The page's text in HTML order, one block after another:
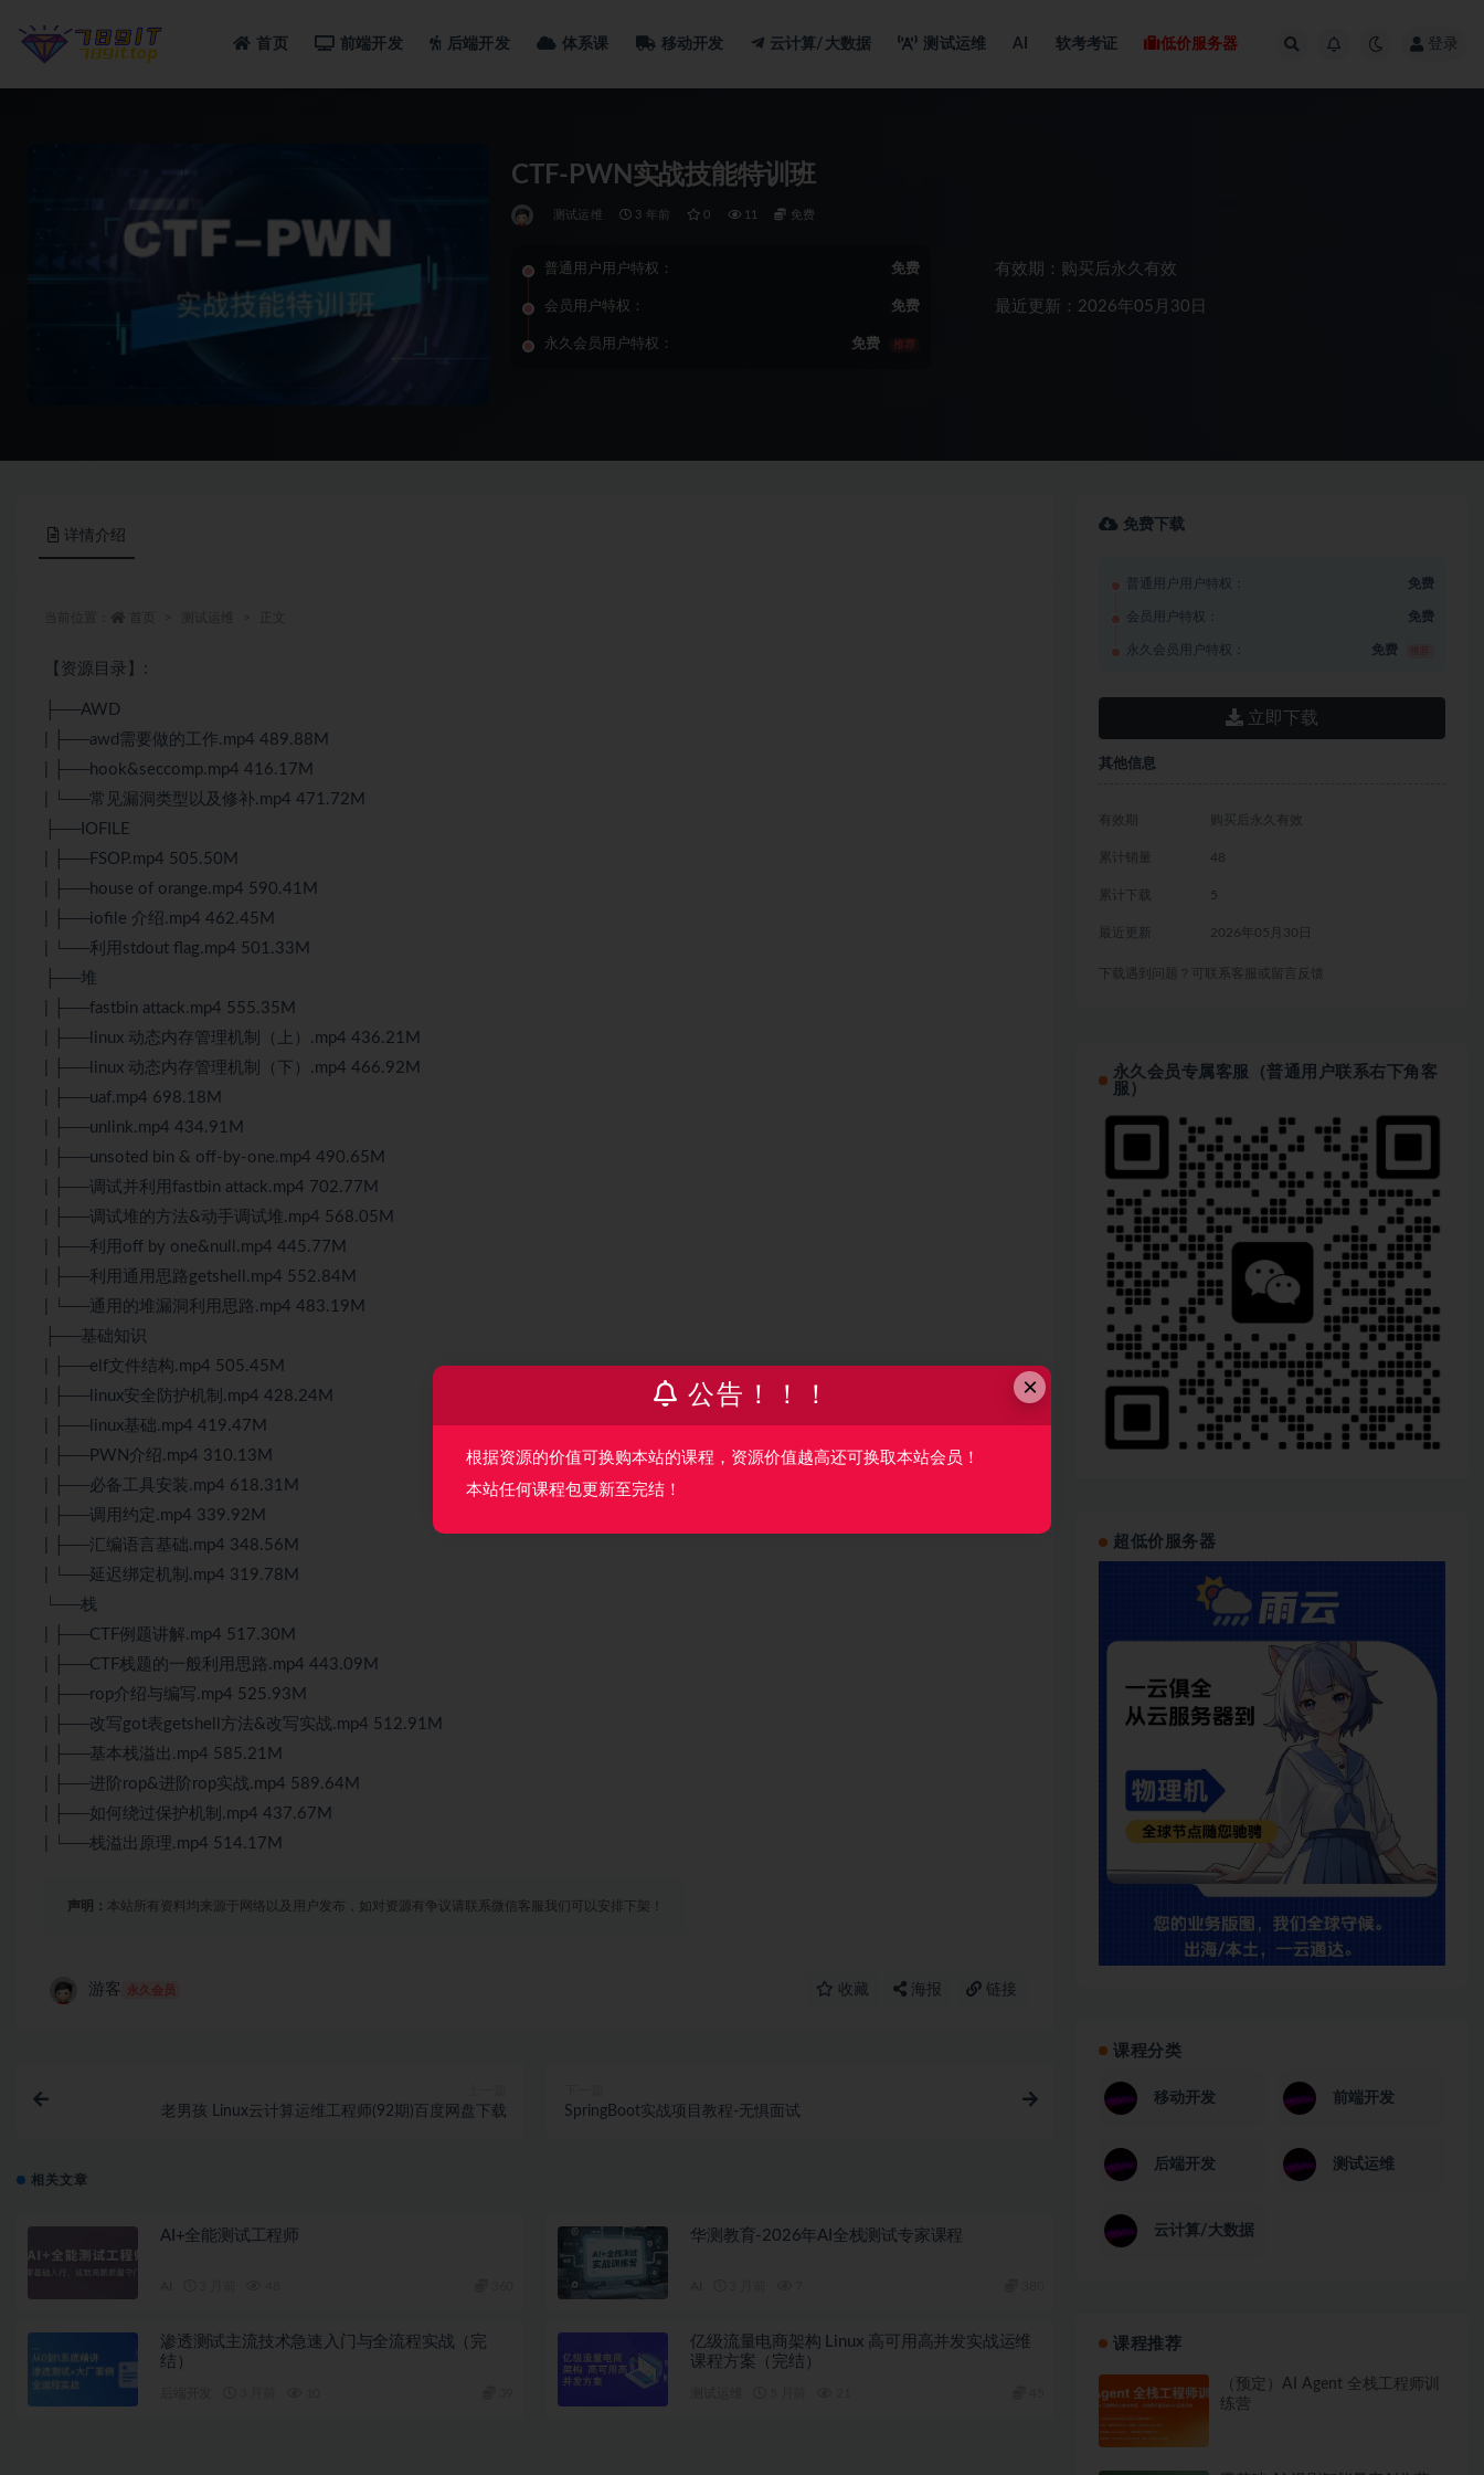
首页 前端开发 后端开发 体系课 移动开发 云计算/大数据 测试运维 AI 软考考证 低价服务器 登录
CTF-PWN实战技能特训班
测试运维 3 年前 0 11 免费
普通用户用户特权： 免费
会员用户特权： 免费
永久会员用户特权： 免费 推荐
有效期：购买后永久有效
最近更新：2026年05月30日
详情介绍
【资源目录】:
├──AWD
| ├──awd需要做的工作.mp4 489.88M
| ├──hook&seccomp.mp4 416.17M
| └──常见漏洞类型以及修补.mp4 471.72M
├──IOFILE
| ├──FSOP.mp4 505.50M
| ├──house of orange.mp4 590.41M
| ├──iofile 介绍.mp4 462.45M
| └──利用stdout flag.mp4 501.33M
├──堆
| ├──fastbin attack.mp4 555.35M
| ├──linux 动态内存管理机制（上）.mp4 436.21M
| ├──linux 动态内存管理机制（下）.mp4 466.92M
| ├──uaf.mp4 698.18M
| ├──unlink.mp4 434.91M
| ├──unsoted bin & off-by-one.mp4 490.65M
| ├──调试并利用fastbin attack.mp4 702.77M
| ├──调试堆的方法&动手调试堆.mp4 568.05M
| ├──利用off by one&null.mp4 445.77M
| ├──利用通用思路getshell.mp4 552.84M
| └──通用的堆漏洞利用思路.mp4 483.19M
├──基础知识
| ├──elf文件结构.mp4 505.45M
| ├──linux安全防护机制.mp4 428.24M
| ├──linux基础.mp4 419.47M
| ├──PWN介绍.mp4 310.13M
| ├──必备工具安装.mp4 618.31M
| ├──调用约定.mp4 339.92M
| ├──汇编语言基础.mp4 348.56M
| └──延迟绑定机制.mp4 319.78M
└──栈
| ├──CTF例题讲解.mp4 517.30M
| ├──CTF栈题的一般利用思路.mp4 443.09M
| ├──rop介绍与编写.mp4 525.93M
| ├──改写got表getshell方法&改写实战.mp4 512.91M
| ├──基本栈溢出.mp4 585.21M
| ├──进阶rop&进阶rop实战.mp4 589.64M
| ├──如何绕过保护机制.mp4 437.67M
| └──栈溢出原理.mp4 514.17M
声明： 本站所有资料均来源于网络以及用户发布，如对资源有争议请联系微信客服我们可以安排下架！
游客 永久会员 收藏 海报 链接
老男孩 Linux云计算运维工程师(92期)百度网盘下载 SpringBoot实战项目教程-无惧面试
相关文章
AI+全能测试工程师 华测教育-2026年AI全栈测试专家课程
渗透测试主流技术急速入门与全流程实战（完
结）
亿级流量电商架构 Linux 高可用高并发实战运维
课程方案（完结）
免费下载
普通用户用户特权： 免费
会员用户特权： 免费
永久会员用户特权： 免费
立即下载
其他信息
有效期 购买后永久有效
累计销量 48
累计下载 5
最近更新 2026年05月30日
下载遇到问题？可联系客服或留言反馈
永久会员专属客服（普通用户联系右下角客
服）
超低价服务器
课程分类
移动开发 前端开发
后端开发 测试运维
云计算/大数据
课程推荐
（预定）AI Agent 全栈工程师训
练营
×
公告！！！
根据资源的价值可换购本站的课程，资源价值越高还可换取本站会员！
本站任何课程包更新至完结！